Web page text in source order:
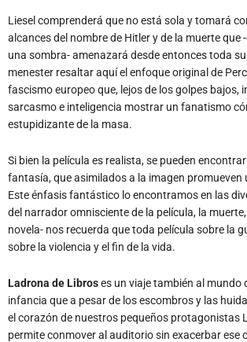
Liesel comprenderá que no está sola y tomará
alcances del nombre de Hitler y de la muerte que
una sombra- amenazará desde entonces toda
menester resaltar aquí el enfoque original de
fascismo europeo que, lejos de los golpes bajos,
sarcasmo e inteligencia mostrar un fanatismo
estupidizante de la masa.
Si bien la película es realista, se pueden
fantasía, que asimilados a la imagen
Este énfasis fantástico lo encontramos en las
del narrador omnisciente de la película, la
novela- nos recuerda que toda película sobre la
sobre la violencia y el fin de la vida.
Ladrona de Libroses un viaje también al mundo
infancia que a pesar de los escombros y las
el corazón de nuestros pequeños protagonistas
permite conmover al auditorio sin exacerbar ese